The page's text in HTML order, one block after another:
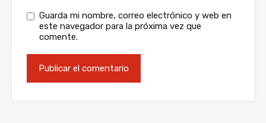
Guarda mi nombre, correo electrónico y web en
este navegador para la próxima vez que
comente.